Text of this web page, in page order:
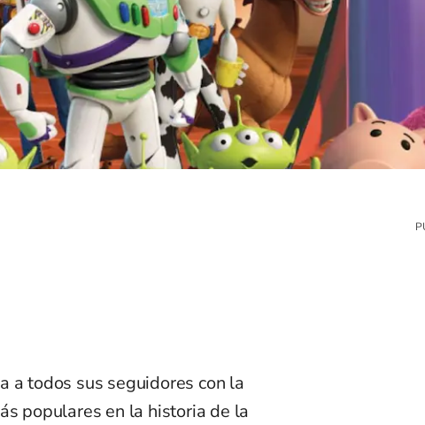
a todos sus seguidores con la
populares en la historia de la